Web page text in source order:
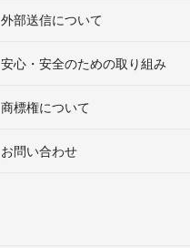
外部送信について
安心・安全のための取り組み
商標権について
お問い合わせ